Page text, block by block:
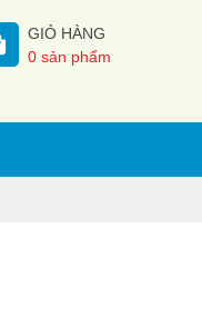
GIỎ HÀNG
0 sản phẩm